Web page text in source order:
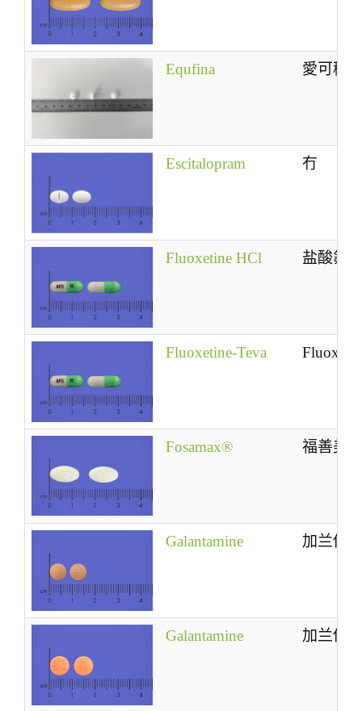
Equfina 愛可穩
Escitalopram 冇
Fluoxetine HCl 盐酸氟
Fluoxetine-Teva
Fosamax® 福善美®
Galantamine 加兰他
Galantamine 加兰他